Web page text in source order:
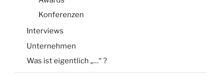
Konferenzen
Interviews
Unternehmen
Was ist eigentlich „…“ ?